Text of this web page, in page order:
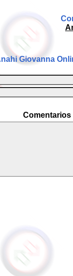
Giovanna
Comentarios